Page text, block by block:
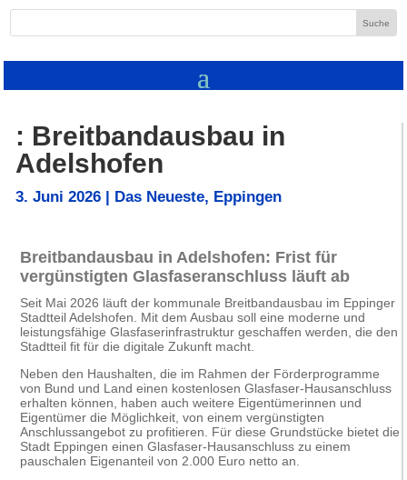
: Breitbandausbau in
Adelshofen
3. Juni 2026 | Das Neueste, Eppingen
Breitbandausbau in Adelshofen: Frist für
vergünstigten Glasfaseranschluss läuft ab
Seit Mai 2026 läuft der kommunale Breitbandausbau im Eppinger
Stadtteil Adelshofen. Mit dem Ausbau soll eine moderne und
leistungsfähige Glasfaserinfrastruktur geschaffen werden, die den
Stadtteil fit für die digitale Zukunft macht.
Neben den Haushalten, die im Rahmen der Förderprogramme
von Bund und Land einen kostenlosen Glasfaser-Hausanschluss
erhalten können, haben auch weitere Eigentümerinnen und
Eigentümer die Möglichkeit, von einem vergünstigten
Anschlussangebot zu profitieren. Für diese Grundstücke bietet die
Stadt Eppingen einen Glasfaser-Hausanschluss zu einem
pauschalen Eigenanteil von 2.000 Euro netto an.